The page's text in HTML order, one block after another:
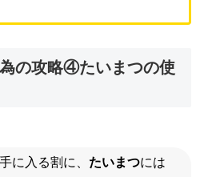
の攻略④たいまつの使
に入る割に、 たいまつには